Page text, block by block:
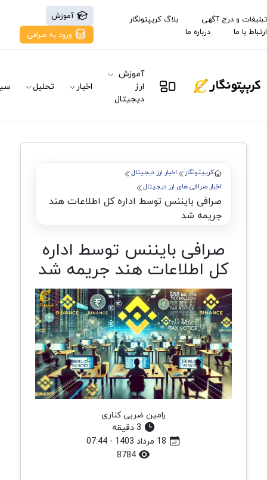
تبلیغات و درج آگهی
بلاگ کریپتونگار
ارتباط با ما
درباره ما
آموزش
ورود به صرافی
آموزش
ارز
دیجیتال
اخبار تحلیل
کریپتونگار
اخبار ارز دیجیتال
اخبار صرافی های ارز دیجیتال
صرافی بایننس توسط اداره کل اطلاعات هند
جریمه شد
صرافی بایننس توسط اداره
کل اطلاعات هند جریمه شد
رامین ضربی کناری